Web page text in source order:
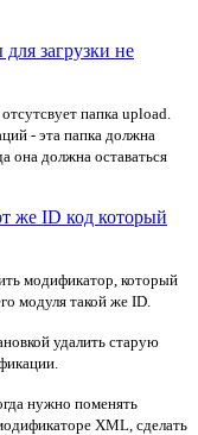
загрузки не
папка upload.
- эта папка должна
она должна оставаться
же ID код который
модификатор, который
модуля такой же ID.
удалить старую
нужно поменять
XML, сделать